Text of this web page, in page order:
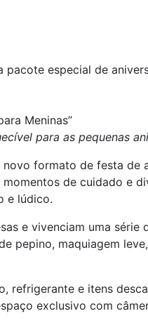
especial de
Meninas”
para as pequenas
novo formato de festa de
de cuidado e
e lúdico.
e vivenciam uma série
pepino, maquiagem
refrigerante e itens
exclusivo com